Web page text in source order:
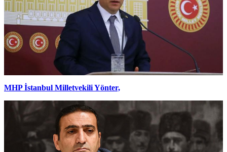
MHP İstanbul Milletvekili Yönter,